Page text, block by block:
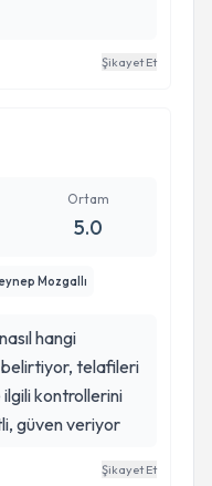
Şikayet Et
Ortam
5.0
Mozgallı
belirtiyor, telafileri
ilgili kontrollerini
güven veriyor
Şikayet Et